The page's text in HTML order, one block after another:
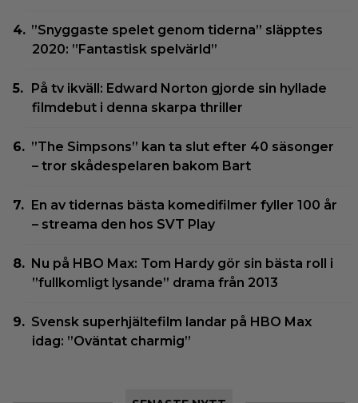
”Snyggaste spelet genom tiderna” släpptes
2020: ”Fantastisk spelvärld”
På tv ikväll: Edward Norton gjorde sin hyllade
filmdebut i denna skarpa thriller
”The Simpsons” kan ta slut efter 40 säsonger
– tror skådespelaren bakom Bart
En av tidernas bästa komedifilmer fyller 100 år
– streama den hos SVT Play
Nu på HBO Max: Tom Hardy gör sin bästa roll i
”fullkomligt lysande” drama från 2013
Svensk superhjältefilm landar på HBO Max
idag: ”Oväntat charmig”